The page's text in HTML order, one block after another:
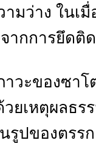
มว่าง ในเมื่
ากการยึดติ
าวะของซา
วยเหตุผลธร
รูปของตรร